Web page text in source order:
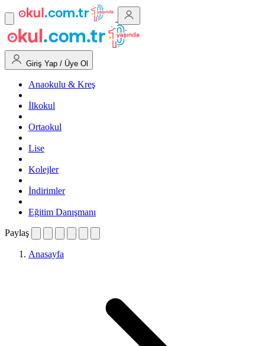
Giriş Yap / Üye Ol
Anaokulu & Kreş
İlkokul
Ortaokul
Lise
Kolejler
İndirimler
Eğitim Danışmanı
Paylaş
Anasayfa